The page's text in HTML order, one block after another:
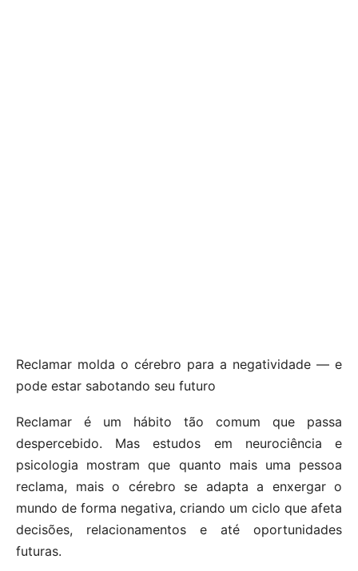
Reclamar molda o cérebro para a negatividade — e
pode estar sabotando seu futuro
Reclamar é um hábito tão comum que passa
despercebido. Mas estudos em neurociência e
psicologia mostram que quanto mais uma pessoa
reclama, mais o cérebro se adapta a enxergar o
mundo de forma negativa, criando um ciclo que afeta
decisões, relacionamentos e até oportunidades
futuras.